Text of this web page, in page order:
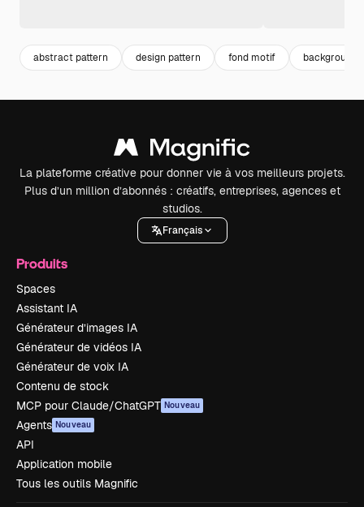
abstract pattern design pattern fond motif background
La plateforme créative pour donner vie à vos meilleurs projets.
Plus d’un million d’abonnés : créatifs, entreprises, agences et
studios.
Français
Produits
Spaces
Assistant IA
Générateur d’images IA
Générateur de vidéos IA
Générateur de voix IA
Contenu de stock
MCP pour Claude/ChatGPT Nouveau
Agents Nouveau
API
Application mobile
Tous les outils Magnific